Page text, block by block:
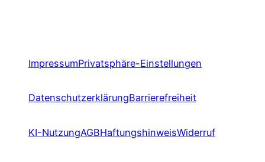
ImpressumPrivatsphäre-Einstellungen
DatenschutzerklärungBarrierefreiheit
KI-NutzungAGBHaftungshinweisWiderruf